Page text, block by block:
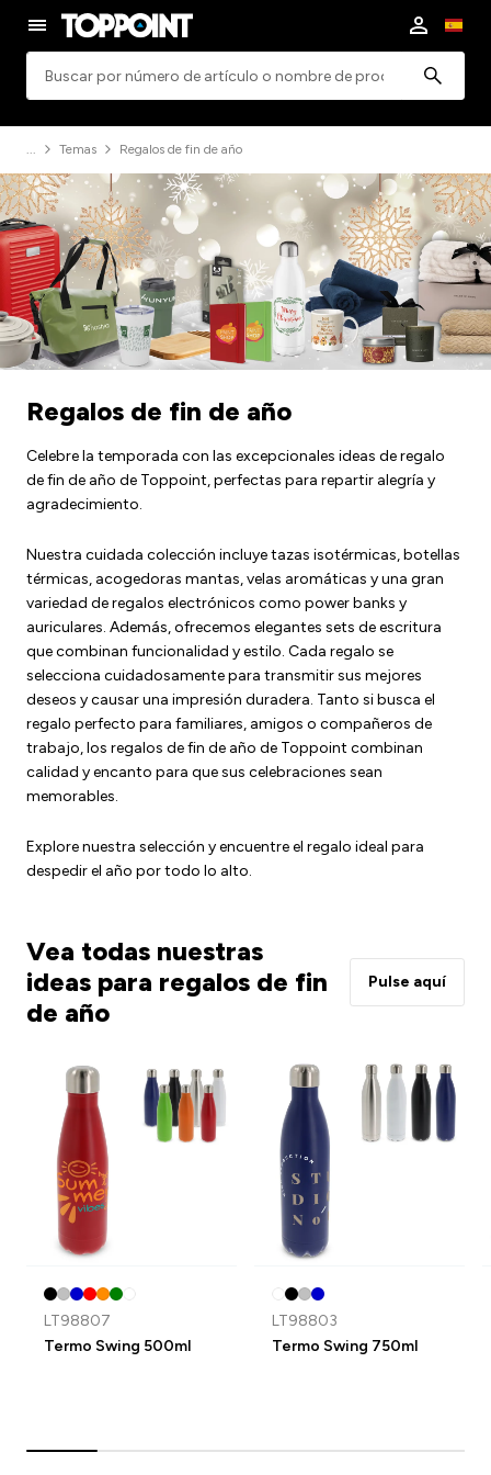
Temas Regalos de fin de año
Regalos de fin de año
Celebre la temporada con las excepcionales ideas de regalo
de fin de año de Toppoint, perfectas para repartir alegría y
agradecimiento.
Nuestra cuidada colección incluye tazas isotérmicas, botellas
térmicas, acogedoras mantas, velas aromáticas y una gran
variedad de regalos electrónicos como power banks y
auriculares. Además, ofrecemos elegantes sets de escritura
que combinan funcionalidad y estilo. Cada regalo se
selecciona cuidadosamente para transmitir sus mejores
deseos y causar una impresión duradera. Tanto si busca el
regalo perfecto para familiares, amigos o compañeros de
trabajo, los regalos de fin de año de Toppoint combinan
calidad y encanto para que sus celebraciones sean
memorables.
Explore nuestra selección y encuentre el regalo ideal para
despedir el año por todo lo alto.
Vea todas nuestras
ideas para regalos de fin
de año
Pulse aquí
LT98807
Termo Swing 500ml
LT98803
Termo Swing 750ml